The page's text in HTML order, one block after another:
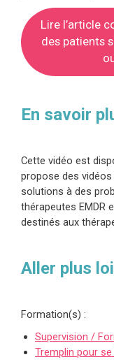
Lire l’article
des patients
En savoir
Cette vidéo est
propose des
solutions à des
thérapeutes EMDR
destinés aux
Aller plus
Formation(s) :
Supervision /
Tremplin pour